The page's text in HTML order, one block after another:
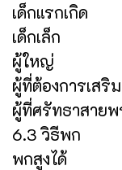
เด็กแรกเกิด
เด็กเล็ก
ผู้ใหญ่
ผู้ที่ต้องการเสริ
ผู้ที่ศรัทธาสาย
6.3 วิธีพก
พกสูงได้